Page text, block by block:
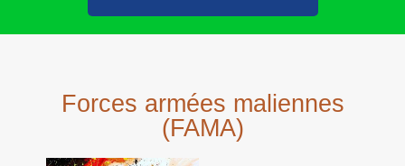
Forces armées maliennes
(FAMA)